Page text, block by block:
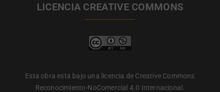
LICENCIA CREATIVE COMMONS
Esta obra está bajo una licencia de Creative Commons
Reconocimiento-NoComercial 4.0 Internacional.